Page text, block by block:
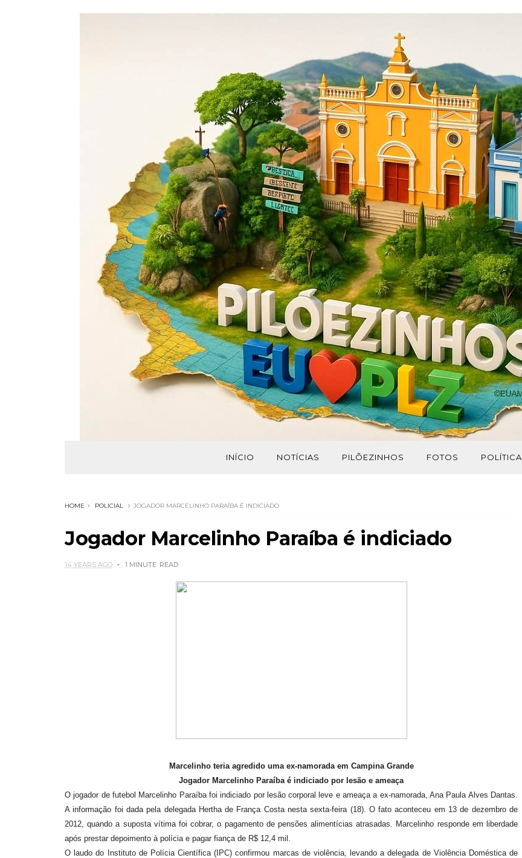
INÍCIO NOTÍCIAS PILÕEZINHOS FOTOS POLÍTICA
HOME POLICIAL JOGADOR MARCELINHO PARAÍBA É INDICIADO
Jogador Marcelinho Paraíba é indiciado
14 YEARS AGO 1 MINUTE READ
Marcelinho teria agredido uma ex-namorada em Campina Grande
Jogador Marcelinho Paraíba é indiciado por lesão e ameaça
O jogador de futebol Marcelinho Paraíba foi indiciado por lesão corporal leve e ameaça a ex-namorada, Ana Paula Alves Dantas.
A informação foi dada pela delegada Hertha de França Costa nesta sexta-feira (18). O fato aconteceu em 13 de dezembro de
2012, quando a suposta vítima foi cobrar, o pagamento de pensões alimentícias atrasadas. Marcelinho responde em liberdade
após prestar depoimento à polícia e pagar fiança de R$ 12,4 mil.
O laudo do Instituto de Polícia Científica (IPC) confirmou marcas de violência, levando a delegada de Violência Doméstica de